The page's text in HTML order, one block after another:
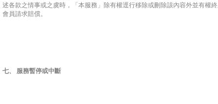
述各款之情事或之虞時，「本服務」除有權逕行移除或刪除該內容外並有權
會員請求賠償。
七、 服務暫停或中斷